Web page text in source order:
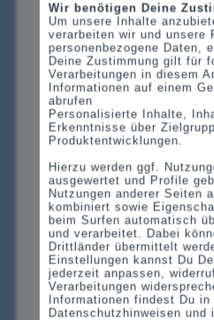
Wir benötigen Deine
Um unsere Inhalte
verarbeiten wir und unsere
personenbezogene Daten,
Deine Zustimmung gilt für
Verarbeitungen in diesem
Informationen auf einem
abrufen
Personalisierte Inhalte,
Erkenntnisse über
Produktentwicklungen.
Hierzu werden ggf.
ausgewertet und Profile
Nutzungen anderer Seiten
kombiniert sowie
beim Surfen automatisch
und verarbeitet. Dabei
Drittländer übermittelt
Einstellungen kannst Du
jederzeit anpassen,
Verarbeitungen
Informationen findest Du in
Datenschutzhinweisen und